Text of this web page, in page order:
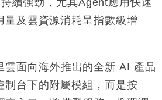
量及雲資源消耗呈指數級增
雲面向海外推出的全新 AI 產品
制台下的附屬模組，而是按